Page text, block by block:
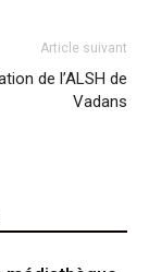
Article suivant
de l’ALSH de
Vadans